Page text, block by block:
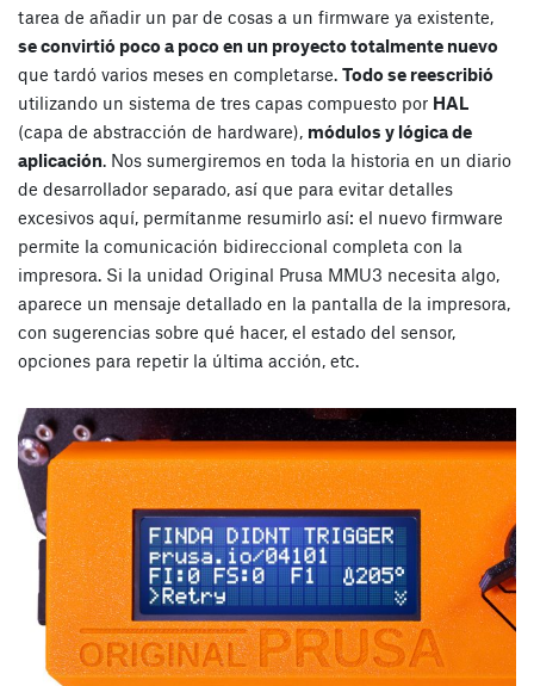
tarea de añadir un par de cosas a un firmware ya existente,
se convirtió poco a poco en un proyecto totalmente nuevo
que tardó varios meses en completarse. Todo se reescribió
utilizando un sistema de tres capas compuesto por HAL
(capa de abstracción de hardware), módulos y lógica de
aplicación. Nos sumergiremos en toda la historia en un diario
de desarrollador separado, así que para evitar detalles
excesivos aquí, permítanme resumirlo así: el nuevo firmware
permite la comunicación bidireccional completa con la
impresora. Si la unidad Original Prusa MMU3 necesita algo,
aparece un mensaje detallado en la pantalla de la impresora,
con sugerencias sobre qué hacer, el estado del sensor,
opciones para repetir la última acción, etc.